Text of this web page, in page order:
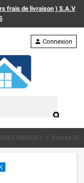
frais de livraison ) S.A.V
search
person Connexion
PARQUET chevron_right Brosse